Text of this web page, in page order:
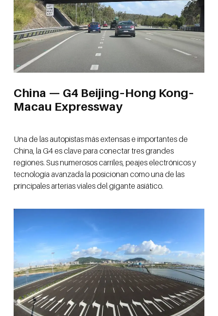
China — G4 Beijing–Hong Kong–
Macau Expressway
Una de las autopistas más extensas e importantes de
China, la G4 es clave para conectar tres grandes
regiones. Sus numerosos carriles, peajes electrónicos y
tecnología avanzada la posicionan como una de las
principales arterias viales del gigante asiático.